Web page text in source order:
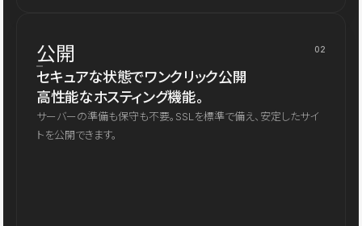
公開 02
セキュアな状態でワンクリック公開
高性能なホスティング機能。
サーバーの準備も保守も不要。SSLを標準で備え、安定したサイ
トを公開できます。